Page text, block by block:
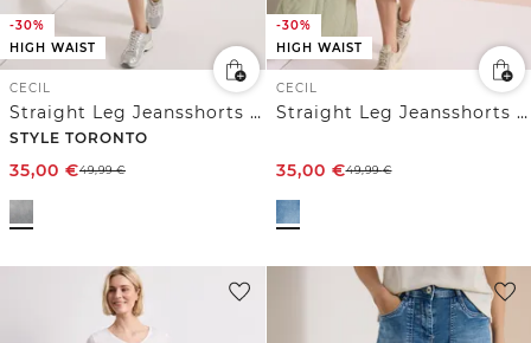
-30%
HIGH WAIST
CECIL
Straight Leg Jeansshorts im Slim Fit
STYLE TORONTO
35,00 €49,99€
-30%
HIGH WAIST
CECIL
Straight Leg Jeansshorts im Slim Fit
35,00 €49,99€